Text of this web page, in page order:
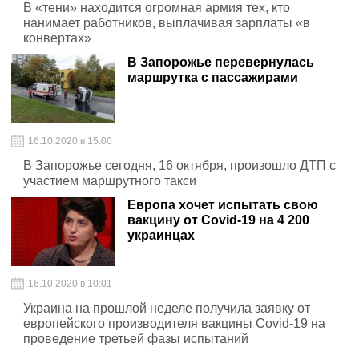
В «тени» находится огромная армия тех, кто
нанимает работников, выплачивая зарплаты «в
конвертах»
В Запорожье перевернулась
маршрутка с пассажирами
16.10.2020 в 15:00
В Запорожье сегодня, 16 октября, произошло ДТП с
участием маршрутного такси
Европа хочет испытать свою
вакцину от Сovid-19 на 4 200
украинцах
16.10.2020 в 10:01
Украина на прошлой неделе получила заявку от
европейского производителя вакцины Covid-19 на
проведение третьей фазы испытаний